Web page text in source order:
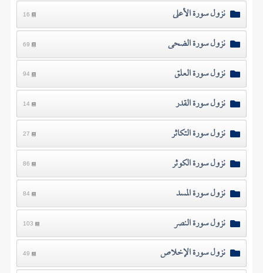
نزول سورة الأعلى 16
نزول سورة الضحى 69
نزول سورة العلق 94
نزول سورة القدر 14
نزول سورة التكاثر 27
نزول سورة الكوثر 86
نزول سورة المسد 84
نزول سورة النصر 103
نزول سورة الإخلاص 49